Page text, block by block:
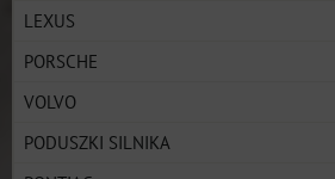
LEXUS
PORSCHE
VOLVO
PODUSZKI SILNIKA